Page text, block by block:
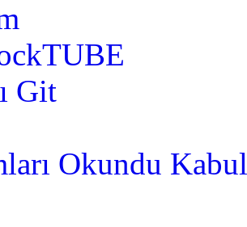
Git
Okundu